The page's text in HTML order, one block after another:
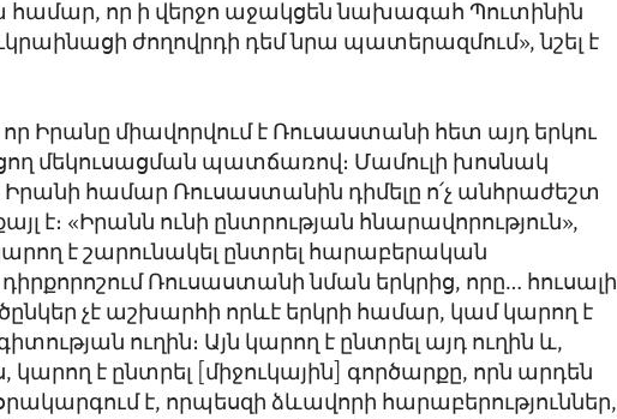
համար, որ ի վերջո աջակցեն նախագահ Պուտինին
ժողովրդի դեմ նրա պատերազմում», նշել է
Իրանը միավորվում է Ռուսաստանի հետ այդ երկու
մեկուսացման պատճառով։ Մամուլի խոսնակ
Իրանի համար Ռուսաստանին դիմելը ո՛չ անհրաժեշտ
է։ «Իրանն ունի ընտրության հնարավորություն»,
է շարունակել ընտրել հարաբերական
Ռուսաստանի նման երկրից, որը… հուսալի
չէ աշխարհի որևէ երկրի համար, կամ կարող է
ուղին։ Այն կարող է ընտրել այդ ուղին և,
է ընտրել [միջուկային] գործարքը, որն արդեն
է, որպեսզի ձևավորի հարաբերություններ,